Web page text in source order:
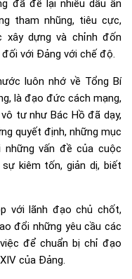
đã để lại nhiều dấu ấn
tham nhũng, tiêu cực,
xây dựng và chỉnh đốn
với Đảng với chế độ.
luôn nhớ về Tổng Bí
là đạo đức cách mạng,
tư như Bác Hồ đã dạy,
quyết định, những mục
vấn đề của cuộc
kiêm tốn, giản dị, biết
với lãnh đạo chủ chốt,
đổi những yêu cầu các
để chuẩn bị chỉ đạo
của Đảng.